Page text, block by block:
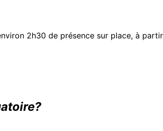
2h30 de présence sur place, à